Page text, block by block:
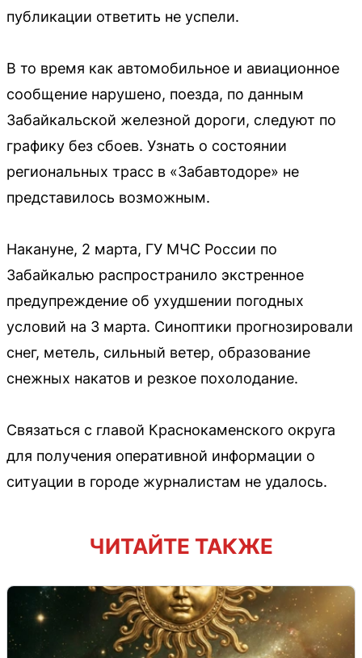
публикации ответить не успели.
В то время как автомобильное и авиационное
сообщение нарушено, поезда, по данным
Забайкальской железной дороги, следуют по
графику без сбоев. Узнать о состоянии
региональных трасс в «Забавтодоре» не
представилось возможным.
Накануне, 2 марта, ГУ МЧС России по
Забайкалью распространило экстренное
предупреждение об ухудшении погодных
условий на 3 марта. Синоптики прогнозировали
снег, метель, сильный ветер, образование
снежных накатов и резкое похолодание.
Связаться с главой Краснокаменского округа
для получения оперативной информации о
ситуации в городе журналистам не удалось.
ЧИТАЙТЕ ТАКЖЕ